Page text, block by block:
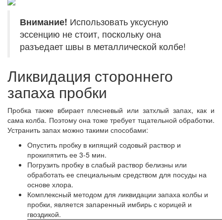
Внимание! Использовать уксусную
эссенцию не стоит, поскольку она
разъедает швы в металлической колбе!
Ликвидация стороннего
запаха пробки
Пробка также вбирает плесневый или затхлый запах, как и
сама колба. Поэтому она тоже требует тщательной обработки.
Устранить запах можно такими способами:
Опустить пробку в кипящий содовый раствор и
прокипятить ее 3-5 мин.
Погрузить пробку в слабый раствор белизны или
обработать ее специальным средством для посуды на
основе хлора.
Комплексный методом для ликвидации запаха колбы и
пробки, является запаренный имбирь с корицей и
гвоздикой.